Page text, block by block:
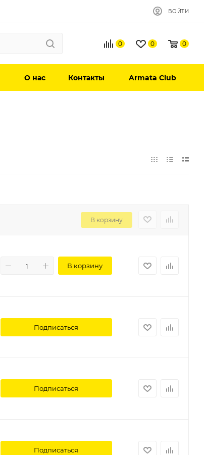
ВОЙТИ
0 0 0
О нас Контакты Armata Club
В корзину
В корзину
Подписаться
Подписаться
Подписаться